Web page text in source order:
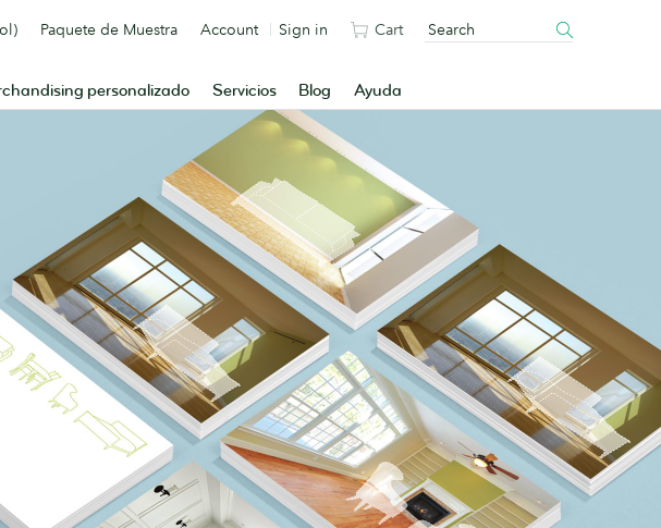
personalizado Servicios Blog Ayuda
Paquete de Muestra Account Sign in Cart